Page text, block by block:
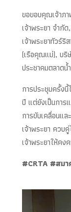
ขอขอบคุณเจ้าภ
เจ้าพระยา จำกั
เจ้าพระยาทัวร์
(เรือคุณแม่), บริ
ประชาคมตลาดน้
การประชุมครั้งนี้
ปี แต่ยังเป็นการ
การขับเคลื่อนแ
เจ้าพระยา ควบ
เจ้าพระยาให้คง
#CRTA #สมา